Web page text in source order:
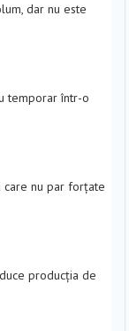
dar nu este
temporar într-o
care nu par forțate
producția de